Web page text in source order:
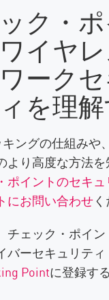
ク・
イヤ
ーク
を理
ングの仕組みや
より高度な方法を
ポイントのセキ
にお問い合わせ
チェック・ポイン
バーセキュリテ
Pointに登録す